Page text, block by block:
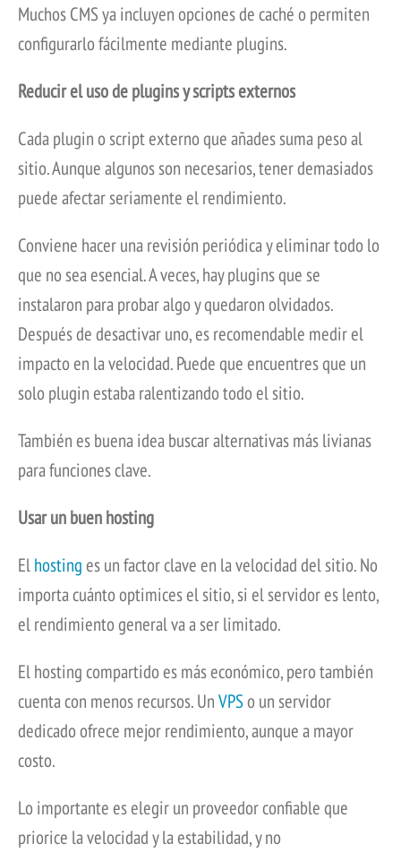
Muchos CMS ya incluyen opciones de caché o permiten
configurarlo fácilmente mediante plugins.
Reducir el uso de plugins y scripts externos
Cada plugin o script externo que añades suma peso al
sitio. Aunque algunos son necesarios, tener demasiados
puede afectar seriamente el rendimiento.
Conviene hacer una revisión periódica y eliminar todo lo
que no sea esencial. A veces, hay plugins que se
instalaron para probar algo y quedaron olvidados.
Después de desactivar uno, es recomendable medir el
impacto en la velocidad. Puede que encuentres que un
solo plugin estaba ralentizando todo el sitio.
También es buena idea buscar alternativas más livianas
para funciones clave.
Usar un buen hosting
Elhostinges un factor clave en la velocidad del sitio. No
importa cuánto optimices el sitio, si el servidor es lento,
el rendimiento general va a ser limitado.
El hosting compartido es más económico, pero también
cuenta con menos recursos. UnVPSo un servidor
dedicado ofrece mejor rendimiento, aunque a mayor
costo.
Lo importante es elegir un proveedor confiable que
priorice la velocidad y la estabilidad, y no